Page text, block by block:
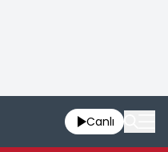
Canlı